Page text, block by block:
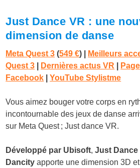
Just Dance VR : une
dimension de danse
Meta Quest 3 (549 €)
Meilleurs
Quest 3
Dernières actus VR
Page
Facebook
YouTube Stylistme
Vous aimez bouger votre corps en
incontournable des jeux de danse
sur Meta Quest ; Just dance VR.
Développé par Ubisoft,Just Dance
Dancityapporte une dimension 3D